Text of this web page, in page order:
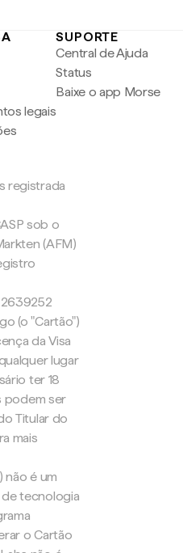
legais
SUPORTE
Central de Ajuda
Status
Baixe o app Morse
registrada
sob o
(AFM)
2639252
(o "Cartão")
da Visa
lugar
ter 18
podem ser
Titular do
mais
não é um
de tecnologia
o Cartão